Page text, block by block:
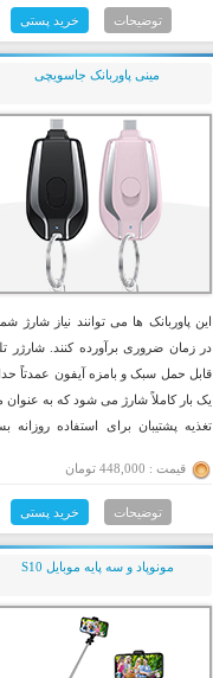
توضیحات خرید پستی
مینی پاوربانک جاسویچی
این پاوربانک ها می توانند نیاز شارژ
در زمان ضروری برآورده کنند. شارژر
قابل حمل سبک و بامزه آیفون عمدتاً
یک بار کاملاً شارژ می شود که به عنوان
تغذیه پشتیبان برای استفاده روزانه
قیمت : 448,000 تومان
توضیحات خرید پستی
مونوپاد و سه پایه موبایل S10